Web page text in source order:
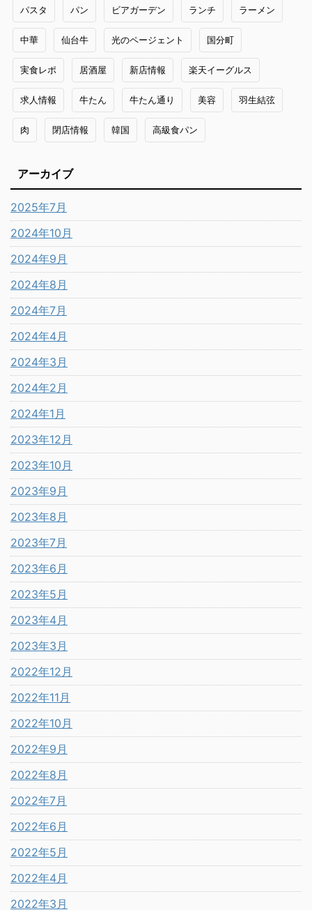
パスタ パン ビアガーデン ランチ ラーメン
中華 仙台牛 光のページェント 国分町
実食レポ 居酒屋 新店情報 楽天イーグルス
求人情報 牛たん 牛たん通り 美容 羽生結弦
肉 閉店情報 韓国 高級食パン
アーカイブ
2025年7月
2024年10月
2024年9月
2024年8月
2024年7月
2024年4月
2024年3月
2024年2月
2024年1月
2023年12月
2023年10月
2023年9月
2023年8月
2023年7月
2023年6月
2023年5月
2023年4月
2023年3月
2022年12月
2022年11月
2022年10月
2022年9月
2022年8月
2022年7月
2022年6月
2022年5月
2022年4月
2022年3月